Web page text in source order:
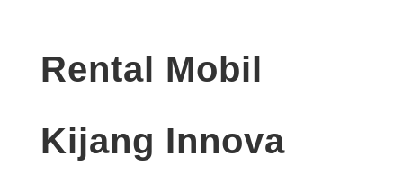
Rental Mobil
Kijang Innova